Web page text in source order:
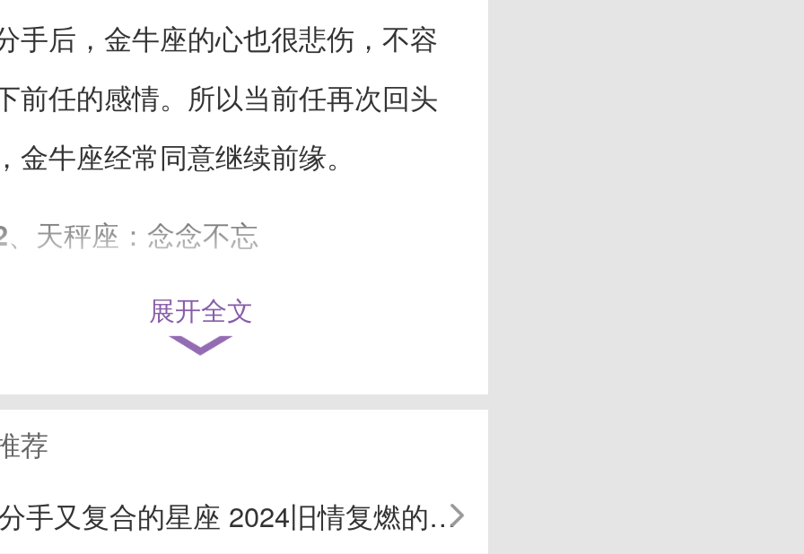
手后，金牛座的心也很悲伤，不容
前任的感情。所以当前任再次回头
金牛座经常同意继续前缘。
天秤座：念念不忘
座对旧爱有着深深的怀念。即使
。和前任分开后，他会一直把这段
展开全文
荐
手又复合的星座 2024旧情复燃的星座